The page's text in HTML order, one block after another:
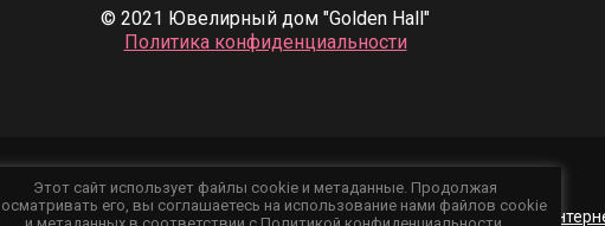
© 2021 Ювелирный дом "Golden Hall"
Политика конфиденциальности
newgoldenhall-jh.ru —создание
Этот сайт использует файлы cookie и метаданные. Продолжая
его, вы соглашаетесь на использование нами файлов cookie